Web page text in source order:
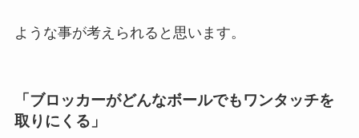
ような事が考えられると思います。
「ブロッカーがどんなボールでもワンタッチを
取りにくる」